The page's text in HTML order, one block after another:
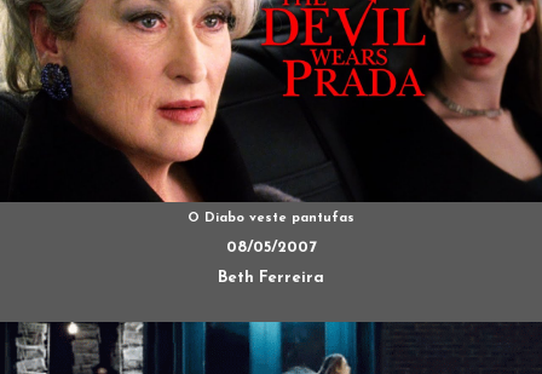
O Diabo veste pantufas
08/05/2007
Beth Ferreira